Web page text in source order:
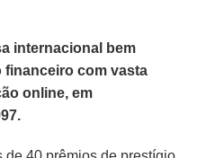
internacional bem
com vasta
online, em